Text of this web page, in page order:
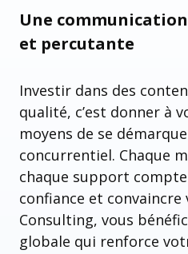
Une
et percutante
Investir dans des
qualité, c’est donner à
moyens de se
concurrentiel. Chaque
chaque support
confiance et convaincre
Consulting, vous
globale qui renforce